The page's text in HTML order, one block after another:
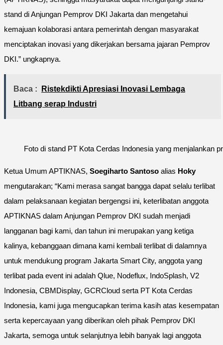
stand di Anjungan Pemprov DKI Jakarta dan mengetahui
kemajuan kolaborasi antara pemerintah dengan masyarakat
menciptakan inovasi yang dikerjakan bersama jajaran Pemprov
DKI.” ungkapnya.
Baca :
Ristekdikti Apresiasi Inovasi Lembaga
Litbang serap Industri
Foto di stand PT Kota Cerdas Indonesia yang menjalankan
Ketua Umum APTIKNAS, Soegiharto Santoso alias Hoky
mengutarakan; “Kami merasa sangat bangga dapat selalu terlibat
dalam pelaksanaan kegiatan bergengsi ini, keterlibatan anggota
APTIKNAS dalam Anjungan Pemprov DKI sudah menjadi
langganan bagi kami, dan tahun ini merupakan yang ketiga
kalinya, kebanggaan dimana kami kembali terlibat di dalamnya
untuk mendukung program Jakarta Smart City, anggota yang
terlibat pada event ini adalah Qlue, Nodeflux, IndoSplash, V2
Indonesia, CBMDisplay, GCRCloud serta PT Kota Cerdas
Indonesia, kami juga mengucapkan terima kasih atas kesempatan
serta kepercayaan yang diberikan oleh pihak Pemprov DKI
Jakarta, semoga untuk selanjutnya lebih banyak lagi anggota